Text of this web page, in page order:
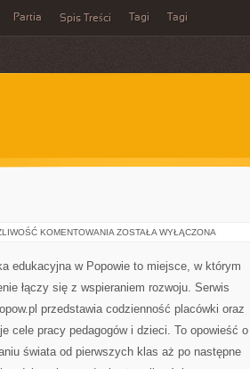
Partia Spis Treści Tagi Tagi
KOMENTOWANIA EDUKACJA
ZOSTAŁA WYŁĄCZONA
edukacyjna w Popowie to miejsce, w którym
łączy się z wspieraniem rozwoju. Serwis
przedstawia codzienność placówki oraz
cele pracy pedagogów i dzieci. To opowieść o
świata od pierwszych klas aż po następne